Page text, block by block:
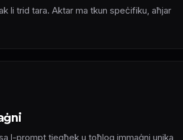
li trid tara. Aktar ma tkun speċifiku, aħjar
l-prompt tiegħek u toħloq immaġni unika